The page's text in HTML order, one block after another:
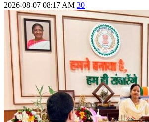
2026-08-07 08:17 AM 30